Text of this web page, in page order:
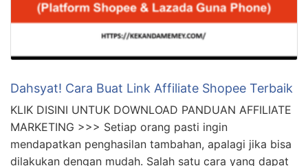
pernah melihat caranya yang unik dan kreatif, kan?
Well, kali ini aku mau berbagi dua contoh cara kerja
marketing yang bikin ngakak. Siap-siap ketawa ya!
Contoh Pertama: “IMAGESEE” Di suatu hari yang